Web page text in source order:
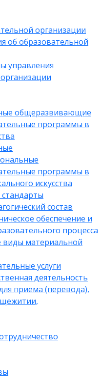
организации
об образовательной
управления
общеразвивающие
программы в
программы в
искусства
состав
обеспечение и
процесса
материальной
услуги
деятельность
приема (перевода),